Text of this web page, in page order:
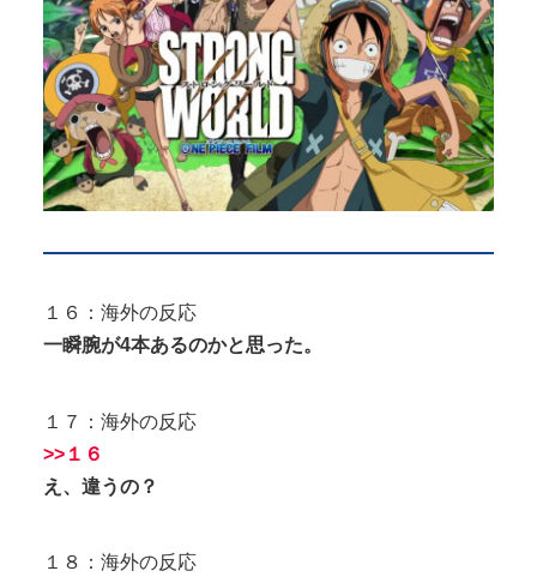
１６：海外の反応
一瞬腕が4本あるのかと思った。
１７：海外の反応
>>１６
え、違うの？
１８：海外の反応